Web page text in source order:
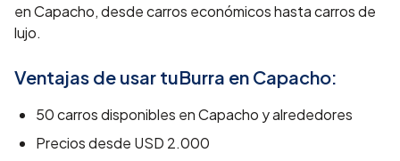
en Capacho, desde carros económicos hasta carros de
lujo.
Ventajas de usar tuBurra en Capacho:
50carros disponibles enCapacho y alrededores
Precios desde USD 2.000